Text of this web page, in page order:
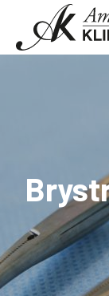
indhold
Kontakt